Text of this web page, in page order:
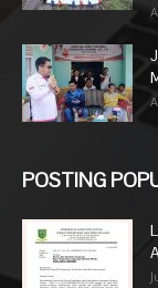
POSTING